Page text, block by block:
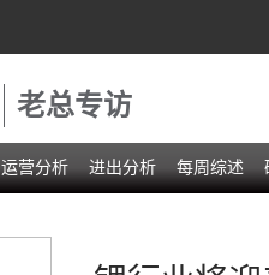
老总专访
运营分析 进出分析 每周综述